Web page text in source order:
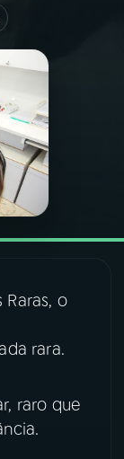
o
rara.
raro que